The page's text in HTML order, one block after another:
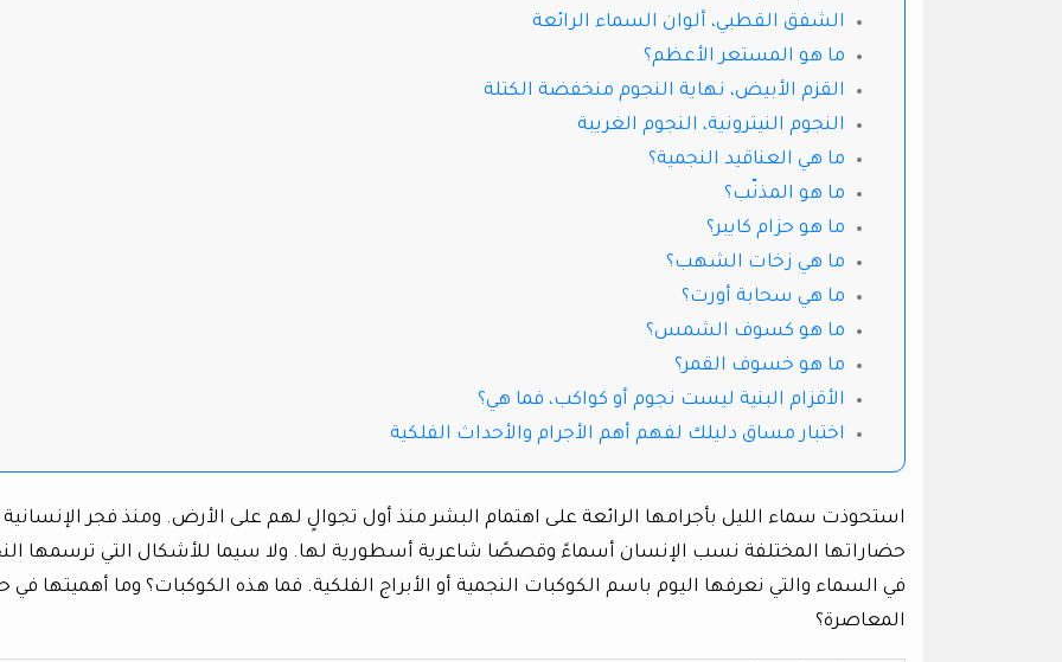
الشفق القطبي، ألوان السماء الرائعة
ما هو المستعر الأعظم؟
القزم الأبيض، نهاية النجوم منخفضة الكتلة
النجوم النيترونية، النجوم الغريبة
ما هي العناقيد النجمية؟
ما هو المذنّب؟
ما هو حزام كايبر؟
ما هي زخات الشهب؟
ما هي سحابة أورت؟
ما هو كسوف الشمس؟
ما هو خسوف القمر؟
الأقزام البنية ليست نجوم أو كواكب، فما هي؟
اختبار مساق دليلك لفهم أهم الأجرام والأحداث الفلكية
استحوذت سماء الليل بأجرامها الرائعة على اهتمام البشر منذ أول تجوالٍ لهم على الأرض. ومنذ فجر الإنسانية
حضاراتها المختلفة نسب الإنسان أسماءً وقصصًا شاعرية أسطورية لها. ولا سيما للأشكال التي ترسمها
في السماء والتي نعرفها اليوم باسم الكوكبات النجمية أو الأبراج الفلكية. فما هذه الكوكبات؟ وما أهميتها في
المعاصرة؟